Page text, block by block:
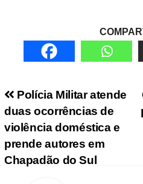
Navegação de
Polícia Militar atende
duas ocorrências de
violência doméstica e
prende autores em
Chapadão do Sul